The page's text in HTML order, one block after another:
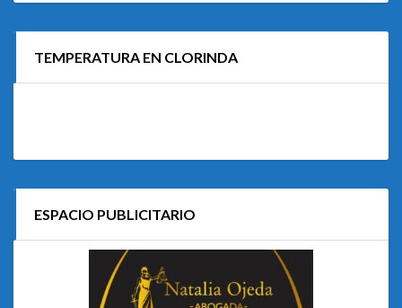
TEMPERATURA EN CLORINDA
ESPACIO PUBLICITARIO